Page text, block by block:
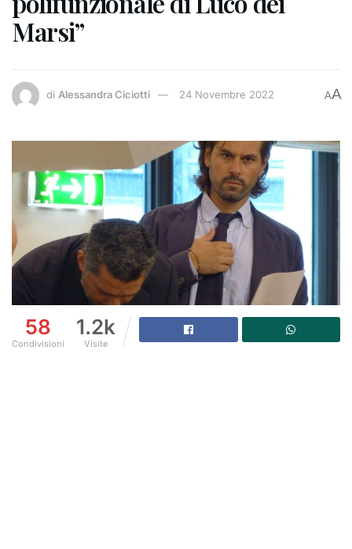
Marsi”
di Alessandra Ciciotti 24 Novembre 2022 AA
58
Condivisioni
1.2k
Visite